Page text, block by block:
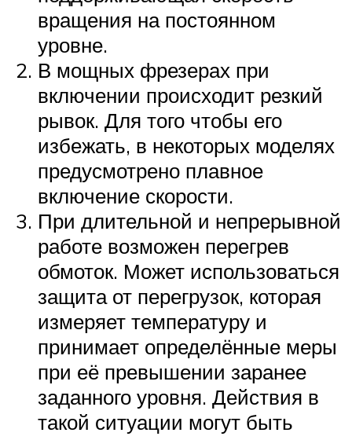
вращения на постоянном
уровне.
В мощных фрезерах при
включении происходит резкий
рывок. Для того чтобы его
избежать, в некоторых моделях
предусмотрено плавное
включение скорости.
При длительной и непрерывной
работе возможен перегрев
обмоток. Может использоваться
защита от перегрузок, которая
измеряет температуру и
принимает определённые меры
при её превышении заранее
заданного уровня. Действия в
такой ситуации могут быть